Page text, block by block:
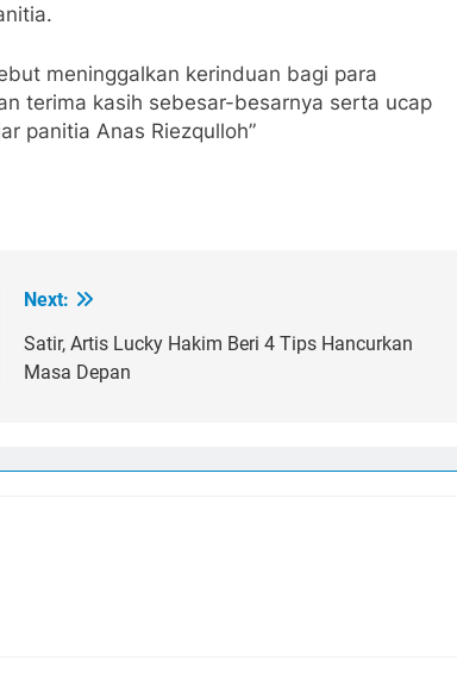
meninggalkan kerinduan bagi para
terima kasih sebesar-besarnya serta ucap
panitia Anas Riezqulloh”
Next:
Satir, Artis Lucky Hakim Beri 4 Tips Hancurkan
Masa Depan